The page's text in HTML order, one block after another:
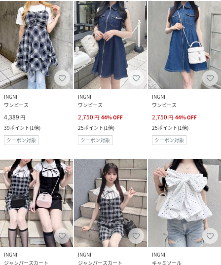
INGNI
ワンピース
4,389 円
39ポイント(1倍)
クーポン対象
INGNI
ワンピース
2,750 円 44%OFF
25ポイント(1倍)
クーポン対象
INGNI
ワンピース
2,750 円 44%OFF
25ポイント(1倍)
クーポン対象
INGNI
ジャンパースカート
INGNI
ジャンパースカート
INGNI
キャミソール